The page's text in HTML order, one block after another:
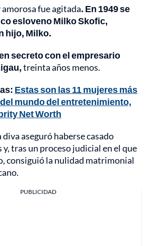
fue agitada. En 1949 se
esloveno Milko Skofic,
hijo, Milko.
secreto con el empresario
treinta años menos.
Estas son las 11 mujeres más
mundo del entretenimiento,
Net Worth
aseguró haberse casado
tras un proceso judicial en el que
consiguió la nulidad matrimonial
PUBLICIDAD